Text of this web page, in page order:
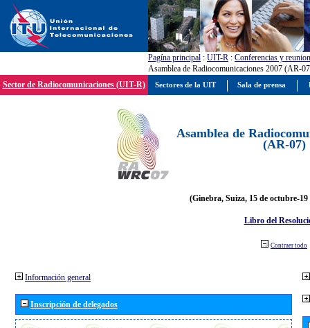
Pagína principal : UIT-R : Conferencias y
Asamblea de Radiocomunicaciones 2007 (AR-
Sector de Radiocomunicaciones (UIT-R)
Asamblea de
(AR-07)
(Ginebra, Suiza, 15 de octubre-19
Libro del
Contraer todo
Información general
Inscripción de delegados
Sectores de la UIT Sala de prensa